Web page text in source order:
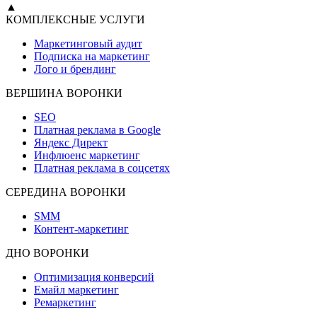
▲
КОМПЛЕКСНЫЕ УСЛУГИ
Маркетинговый аудит
Подписка на маркетинг
Лого и брендинг
ВЕРШИНА ВОРОНКИ
SEO
Платная реклама в Google
Яндекс Директ
Инфлюенс маркетинг
Платная реклама в соцсетях
СЕРЕДИНА ВОРОНКИ
SMM
Контент-маркетинг
ДНО ВОРОНКИ
Оптимизация конверсий
Емайл маркетинг
Ремаркетинг